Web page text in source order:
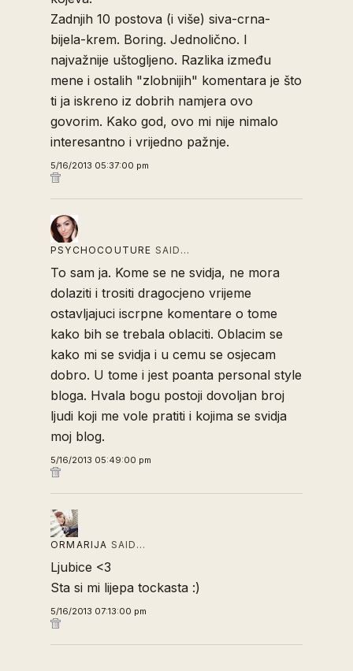
Zadnjih 10 postova (i više) siva-crna-
bijela-krem. Boring. Jednolično. I
najvažnije uštogljeno. Razlika između
mene i ostalih "zlobnijih" komentara je što
ti ja iskreno iz dobrih namjera ovo
govorim. Kako god, ovo mi nije nimalo
interesantno i vrijedno pažnje.
5/16/2013 05:37:00 pm
PSYCHOCOUTURE SAID…
To sam ja. Kome se ne svidja, ne mora
dolaziti i trositi dragocjeno vrijeme
ostavljajuci iscrpne komentare o tome
kako bih se trebala oblaciti. Oblacim se
kako mi se svidja i u cemu se osjecam
dobro. U tome i jest poanta personal style
bloga. Hvala bogu postoji dovoljan broj
ljudi koji me vole pratiti i kojima se svidja
moj blog.
5/16/2013 05:49:00 pm
ORMARIJA SAID…
Ljubice <3
Sta si mi lijepa tockasta :)
5/16/2013 07:13:00 pm